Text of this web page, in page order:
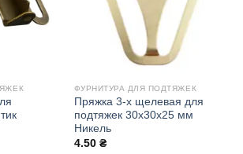
ФУРНИТУРА ДЛЯ ПОДТЯЖЕК
Пряжка 3-х щелевая для
подтяжек 30х30х25 мм
Никель
4.50 ₴